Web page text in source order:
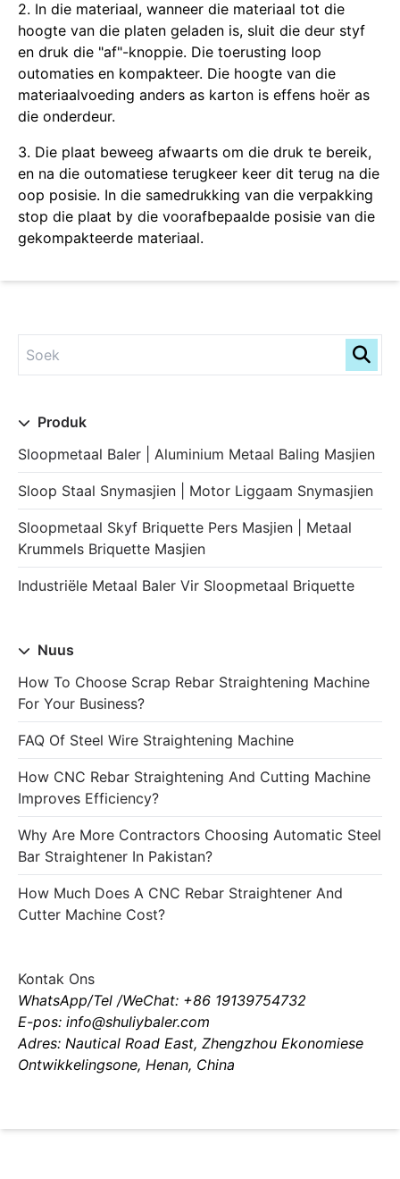
Produk
Sloopmetaal Baler | Aluminium Metaal Baling Masjien
Sloop Staal Snymasjien | Motor Liggaam Snymasjien
Sloopmetaal Skyf Briquette Pers Masjien | Metaal
Krummels Briquette Masjien
Industriële Metaal Baler Vir Sloopmetaal Briquette
Nuus
How To Choose Scrap Rebar Straightening Machine
For Your Business?
FAQ Of Steel Wire Straightening Machine
How CNC Rebar Straightening And Cutting Machine
Improves Efficiency?
Why Are More Contractors Choosing Automatic Steel
Bar Straightener In Pakistan?
How Much Does A CNC Rebar Straightener And
Cutter Machine Cost?
Kontak Ons
WhatsApp/Tel /WeChat: +86 19139754732
E-pos: info@shuliybaler.com
Adres: Nautical Road East, Zhengzhou Ekonomiese
Ontwikkelingsone, Henan, China
2. In die materiaal, wanneer die materiaal tot die
hoogte van die platen geladen is, sluit die deur styf
en druk die "af"-knoppie. Die toerusting loop
outomaties en kompakteer. Die hoogte van die
materiaalvoeding anders as karton is effens hoër as
die onderdeur.
3. Die plaat beweeg afwaarts om die druk te bereik,
en na die outomatiese terugkeer keer dit terug na die
oop posisie. In die samedrukking van die verpakking
stop die plaat by die voorafbepaalde posisie van die
gekompakteerde materiaal.